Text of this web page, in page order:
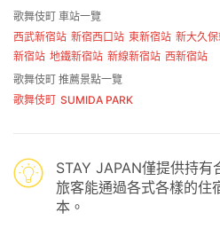
歌舞伎町 車站一覽
西武新宿站 新宿西口站 東新宿站 新大久
新宿站 地鐵新宿站 新線新宿站 西新宿站
歌舞伎町 推薦景點一覽
歌舞伎町 SUMIDA PARK
STAY JAPAN僅提供持
旅客能通過各式各樣的住
本。